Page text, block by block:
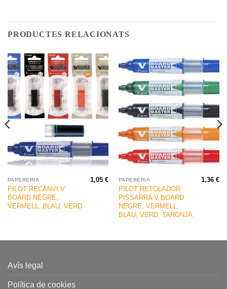
PRODUCTES RELACIONATS
PAPERERIA
PILOT RECANVI V
BOARD NEGRE,
VERMELL, BLAU, VERD
1,05€ PAPERERIA
PILOT RETOLADOR
PISSARRA V BOARD
NEGRE, VERMELL,
BLAU, VERD, TARONJA
1,36€
Avís legal
Política de cookies